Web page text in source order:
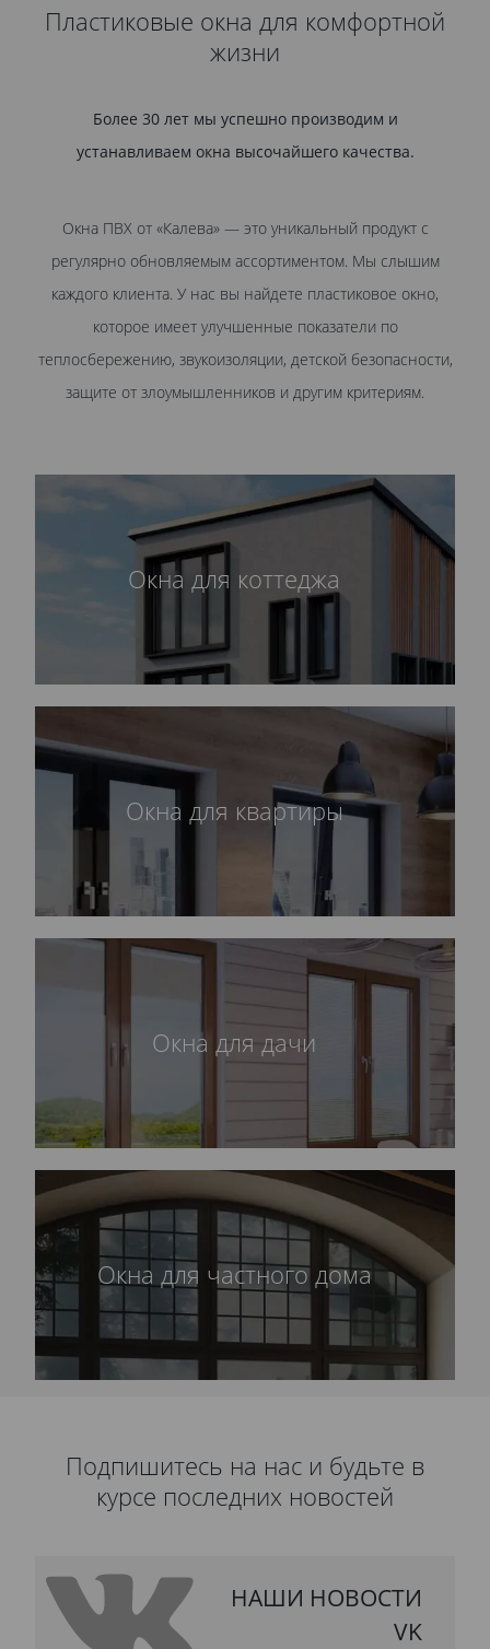
Пластиковые окна для комфортной
жизни
Более 30 лет мы успешно производим и
устанавливаем окна высочайшего качества.
Окна ПВХ от «Калева» — это уникальный продукт с
регулярно обновляемым ассортиментом. Мы слышим
каждого клиента. У нас вы найдете пластиковое окно,
которое имеет улучшенные показатели по
теплосбережению, звукоизоляции, детской безопасности,
защите от злоумышленников и другим критериям.
Окна для коттеджа
Окна для квартиры
Окна для дачи
Окна для частного дома
Подпишитесь на нас и будьте в
курсе последних новостей
НАШИ НОВОСТИ
VK